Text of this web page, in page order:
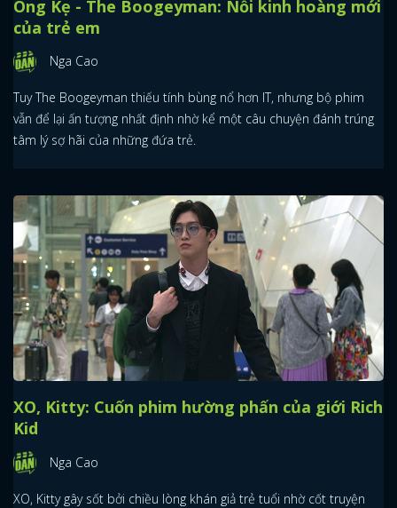
Ông Kẹ - The Boogeyman: Nỗi kinh hoàng mới
của trẻ em
Nga Cao
Tuy The Boogeyman thiếu tính bùng nổ hơn IT, nhưng bộ phim
vẫn để lại ấn tượng nhất định nhờ kể một câu chuyện đánh trúng
tâm lý sợ hãi của những đứa trẻ.
XO, Kitty: Cuốn phim hường phấn của giới Rich
Kid
Nga Cao
XO, Kitty gây sốt bởi chiều lòng khán giả trẻ tuổi nhờ cốt truyện